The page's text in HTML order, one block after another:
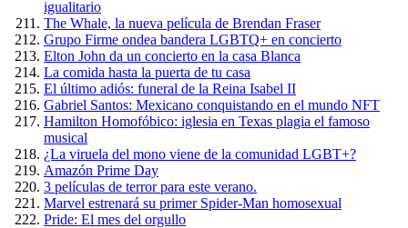
igualitario
The Whale, la nueva película de Brendan Fraser
Grupo Firme ondea bandera LGBTQ+ en concierto
Elton John da un concierto en la casa Blanca
La comida hasta la puerta de tu casa
El último adiós: funeral de la Reina Isabel II
Gabriel Santos: Mexicano conquistando en el mundo NFT
Hamilton Homofóbico: iglesia en Texas plagia el famoso
musical
¿La viruela del mono viene de la comunidad LGBT+?
Amazón Prime Day
3 películas de terror para este verano.
Marvel estrenará su primer Spider-Man homosexual
Pride: El mes del orgullo